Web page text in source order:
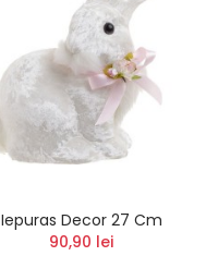
Iepuras Decor 27 Cm
90,90 lei